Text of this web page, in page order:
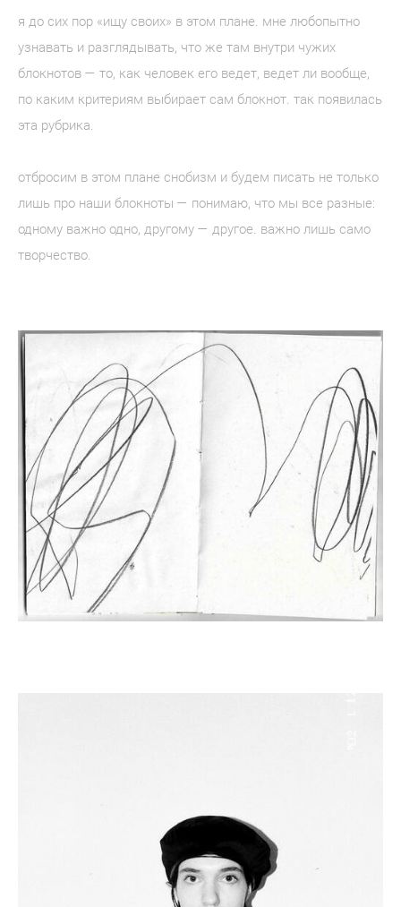
я до сих пор «ищу своих» в этом плане. мне любопытно
узнавать и разглядывать, что же там внутри чужих
блокнотов — то, как человек его ведет, ведет ли вообще,
по каким критериям выбирает сам блокнот. так появилась
эта рубрика.
отбросим в этом плане снобизм и будем писать не только
лишь про наши блокноты — понимаю, что мы все разные:
одному важно одно, другому — другое. важно лишь само
творчество.